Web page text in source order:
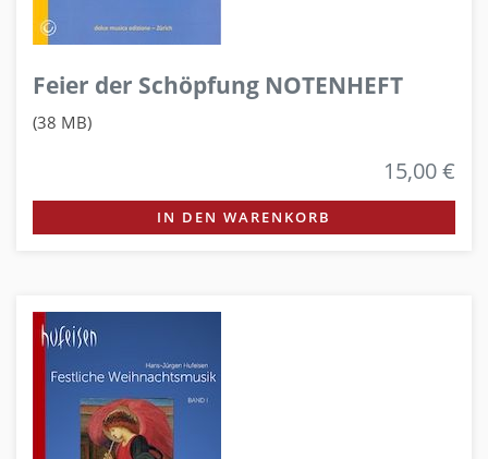
Feier der Schöpfung NOTENHEFT
(38 MB)
15,00 €
IN DEN WARENKORB